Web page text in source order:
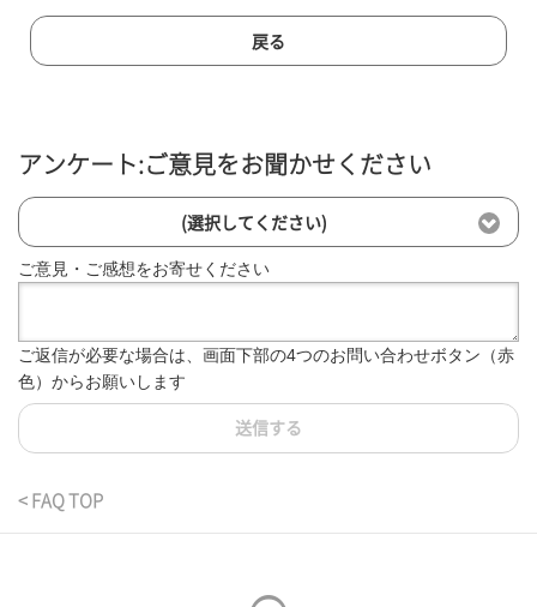
戻る
アンケート:ご意見をお聞かせください
(選択してください)
ご意見・ご感想をお寄せください
ご返信が必要な場合は、画面下部の4つのお問い合わせボタン（赤
色）からお願いします
送信する
< FAQ TOP